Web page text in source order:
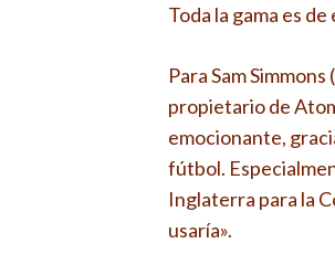
Toda la gama es
Para Sam
propietario de
emocionante,
fútbol.
Inglaterra para la
usaría».